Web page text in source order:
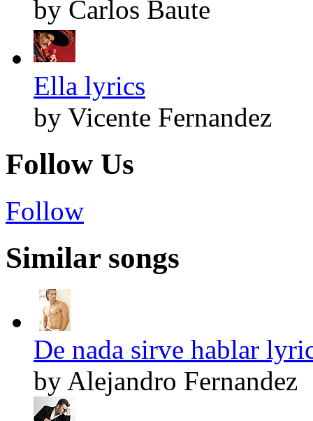
by Carlos Baute
Ella lyrics
by Vicente Fernandez
Follow Us
Follow
Similar songs
De nada sirve hablar
by Alejandro Fernandez